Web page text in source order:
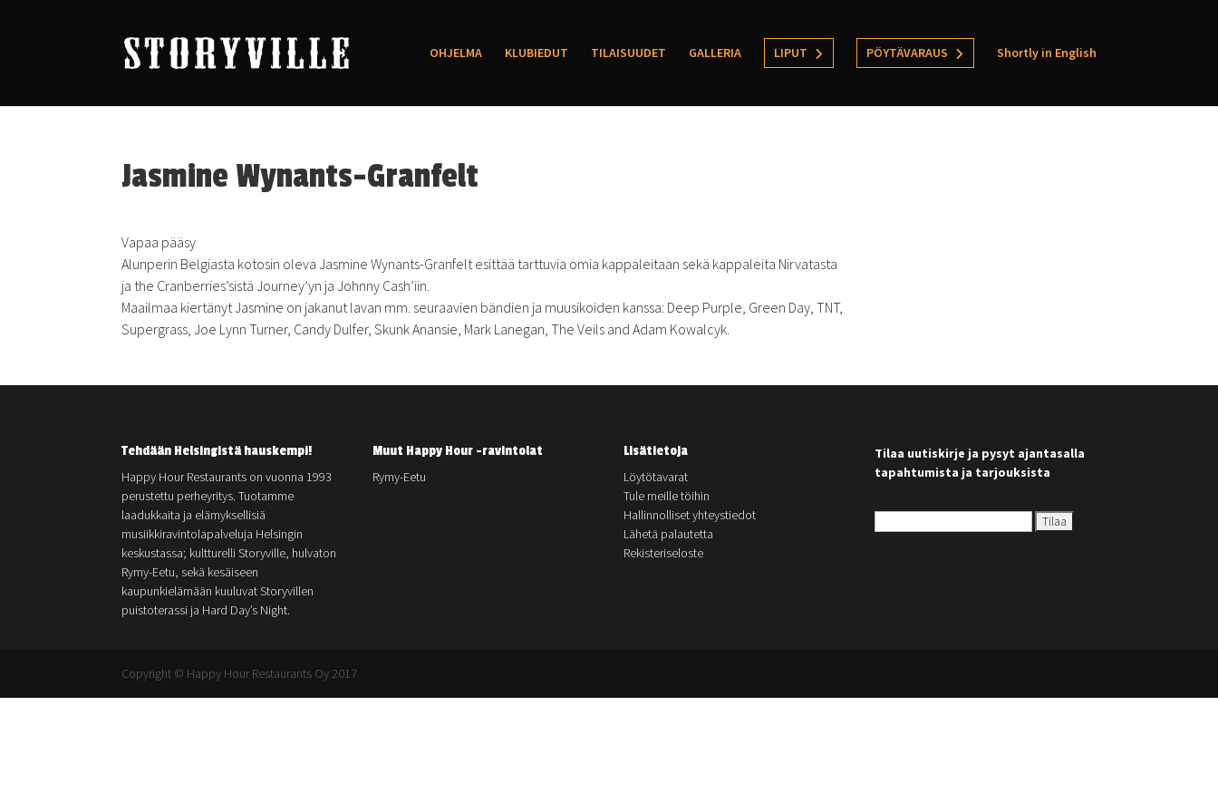
OHJELMA KLUBIEDUT TILAISUUDET GALLERIA LIPUT PÖYTÄVARAUS Shortly in English
Jasmine Wynants-Granfelt
Vapaa pääsy
Alunperin Belgiasta kotosin olevaJasmine Wynants-Granfelt esittää tarttuvia omia kappaleitaan sekä kappaleita Nirvatasta
ja the Cranberries’sistä Journey’yn ja Johnny Cash’iin.
Maailmaa kiertänyt Jasmine on jakanut lavan mm. seuraavien bändien ja muusikoiden kanssa: Deep Purple, Green Day, TNT,
Supergrass, Joe Lynn Turner, Candy Dulfer, Skunk Anansie, Mark Lanegan, The Veils and Adam Kowalcyk.
Tehdään Helsingistä hauskempi!
Happy Hour Restaurants on vuonna 1993
perustettu perheyritys. Tuotamme
laadukkaita ja elämyksellisiä
musiikkiravintolapalveluja Helsingin
keskustassa; kultturelli Storyville, hulvaton
Rymy-Eetu, sekä kesäiseen
kaupunkielämään kuuluvat Storyvillen
puistoterassi ja Hard Day’s Night.
Muut Happy Hour -ravintolat
Rymy-Eetu
Lisätietoja
Löytötavarat
Tule meille töihin
Hallinnolliset yhteystiedot
Lähetä palautetta
Rekisteriseloste
Tilaa uutiskirje ja pysyt ajantasalla
tapahtumista ja tarjouksista
Copyright © Happy Hour Restaurants Oy 2017